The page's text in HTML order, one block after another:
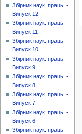
Збірник наук. праць. -
Випуск 12
Збірник наук. праць. -
Випуск 11
Збірник наук. праць. -
Випуск 10
Збірник наук. праць. -
Випуск 9
Збірник наук. праць. -
Випуск 8
Збірник наук. праць. -
Випуск 7
Збірник наук. праць. -
Випуск 6
Збірник наук. праць. -